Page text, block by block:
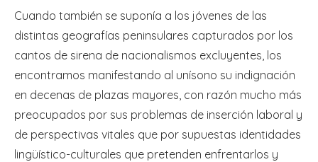
Cuando también se suponía a los jóvenes de las
distintas geografías peninsulares capturados por los
cantos de sirena de nacionalismos excluyentes, los
encontramos manifestando al unísono su indignación
en decenas de plazas mayores, con razón mucho más
preocupados por sus problemas de inserción laboral y
de perspectivas vitales que por supuestas identidades
lingüístico-culturales que pretenden enfrentarlos y